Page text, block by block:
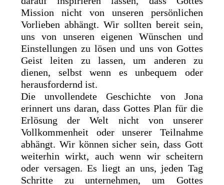
Mission nicht von unseren persönlichen
Vorlieben abhängt. Wir sollten bereit sein,
uns von unseren eigenen Wünschen und
Einstellungen zu lösen und uns von Gottes
Geist leiten zu lassen, um anderen zu
dienen, selbst wenn es unbequem oder
herausfordernd ist.
Die unvollendete Geschichte von Jona
erinnert uns daran, dass Gottes Plan für die
Erlösung der Welt nicht von unserer
Vollkommenheit oder unserer Teilnahme
abhängt. Wir können sicher sein, dass Gott
weiterhin wirkt, auch wenn wir scheitern
oder versagen. Es liegt an uns, jeden Tag
Schritte zu unternehmen, um Gottes